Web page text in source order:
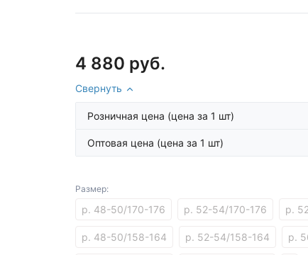
4 880 руб.
Свернуть
Розничная цена (цена за 1 шт)
Оптовая цена (цена за 1 шт)
Размер:
р. 48-50/170-176 р. 52-54/170-176 р.
р. 48-50/158-164 р. 52-54/158-164 р.